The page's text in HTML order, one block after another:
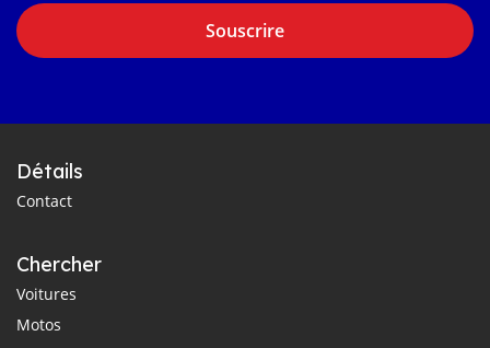
Souscrire
Détails
Contact
Chercher
Voitures
Motos